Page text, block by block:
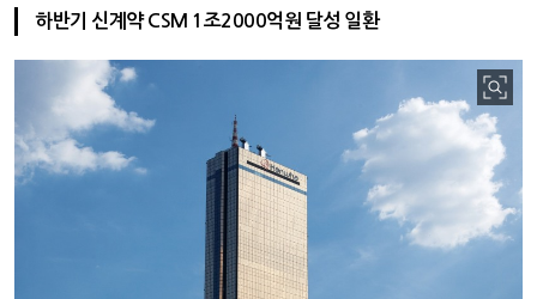
하반기 신계약 CSM 1조2000억원 달성 일환